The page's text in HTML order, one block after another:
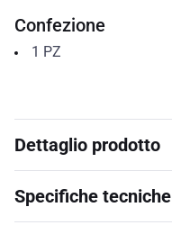
Confezione
1 PZ
Dettaglio prodotto
Specifiche tecniche